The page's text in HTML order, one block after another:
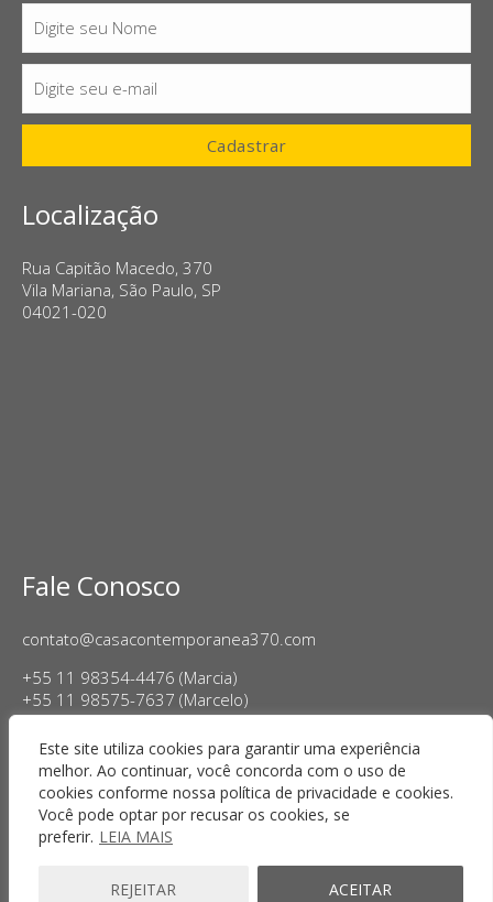
Este site utiliza cookies para garantir uma experiência
melhor. Ao continuar, você concorda com o uso de
cookies conforme nossa política de privacidade e cookies.
Você pode optar por recusar os cookies, se
preferir. LEIA MAIS
REJEITAR ACEITAR
Nome
Digite seu Nome
E-
mail
Digite seu e-mail
Cadastrar
Localização
Rua Capitão Macedo, 370
Vila Mariana, São Paulo, SP
04021-020
Fale Conosco
contato@casacontemporanea370.com
+55 11 98354-4476 (Marcia)
+55 11 98575-7637 (Marcelo)
Horário de Funcionamento:
Terça a sexta-feira, das 14h às 18h
Sábado das 11h às 17h
Copyright © 2025 Casa Contemporânea · Todos os direitos